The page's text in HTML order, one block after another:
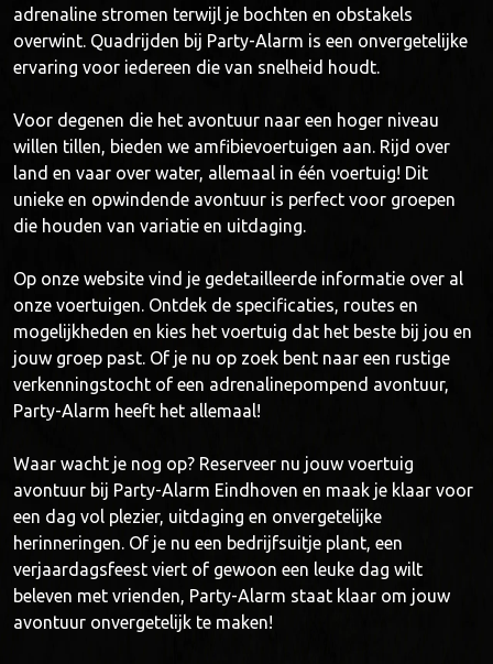
adrenaline stromen terwijl je bochten en obstakels
overwint. Quadrijden bij Party-Alarm is een onvergetelijke
ervaring voor iedereen die van snelheid houdt.
Voor degenen die het avontuur naar een hoger niveau
willen tillen, bieden we amfibievoertuigen aan. Rijd over
land en vaar over water, allemaal in één voertuig! Dit
unieke en opwindende avontuur is perfect voor groepen
die houden van variatie en uitdaging.
Op onze website vind je gedetailleerde informatie over al
onze voertuigen. Ontdek de specificaties, routes en
mogelijkheden en kies het voertuig dat het beste bij jou en
jouw groep past. Of je nu op zoek bent naar een rustige
verkenningstocht of een adrenalinepompend avontuur,
Party-Alarm heeft het allemaal!
Waar wacht je nog op? Reserveer nu jouw voertuig
avontuur bij Party-Alarm Eindhoven en maak je klaar voor
een dag vol plezier, uitdaging en onvergetelijke
herinneringen. Of je nu een bedrijfsuitje plant, een
verjaardagsfeest viert of gewoon een leuke dag wilt
beleven met vrienden, Party-Alarm staat klaar om jouw
avontuur onvergetelijk te maken!